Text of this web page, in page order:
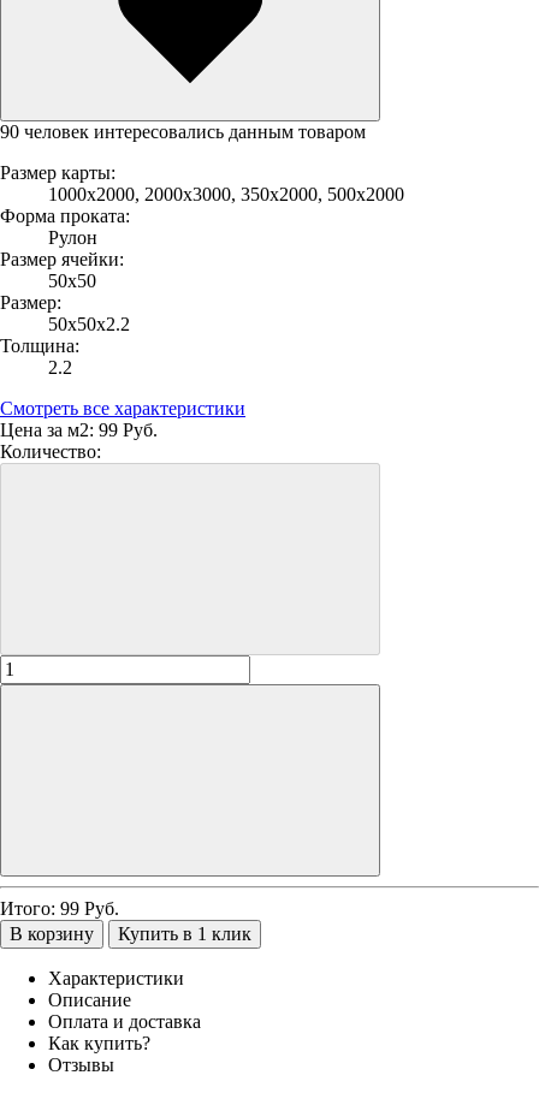
90 человек интересовались данным товаром
Размер карты:
1000х2000, 2000х3000, 350х2000, 500х2000
Форма проката:
Рулон
Размер ячейки:
50х50
Размер:
50х50х2.2
Толщина:
2.2
Смотреть все характеристики
Цена за м2: 99 Руб.
Количество:
Итого: 99 Руб.
В корзину
Купить в 1 клик
Характеристики
Описание
Оплата и доставка
Как купить?
Отзывы